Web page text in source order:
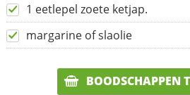
1 eetlepel zoete ketjap.
margarine of slaolie
BOODSCHAPPEN